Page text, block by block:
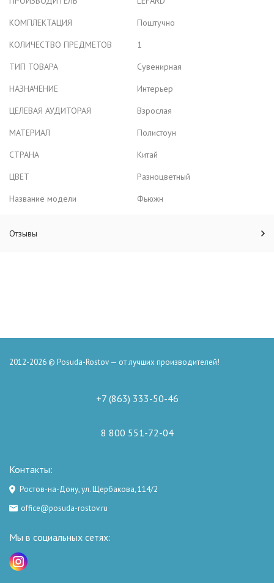
КОМПЛЕКТАЦИЯ
Поштучно
КОЛИЧЕСТВО ПРЕДМЕТОВ
1
ТИП ТОВАРА
Сувенирная
НАЗНАЧЕНИЕ
Интерьер
ЦЕЛЕВАЯ АУДИТОРАЯ
Взрослая
МАТЕРИАЛ
Полистоун
СТРАНА
Китай
ЦВЕТ
Разноцветный
Название модели
Фьюжн
Отзывы
2012-2026 © Posuda-Rostov — от лучших производителей!
+7 (863) 333-50-46
8 800 551-72-04
Контакты:
Ростов-на-Дону, ул. Щербакова, 114/2
office@posuda-rostov.ru
Мы в социальных сетях: